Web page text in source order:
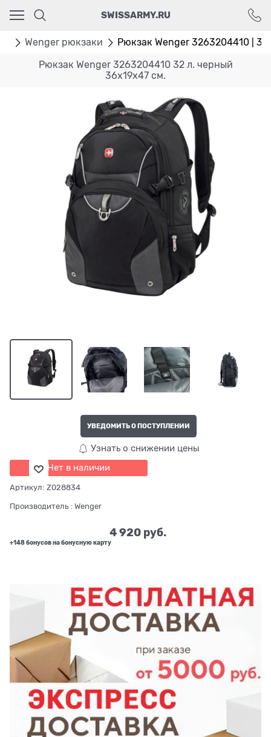
SWISSARMY.RU
Wenger рюкзаки Рюкзак Wenger 3263204410 | 32
Рюкзак Wenger 3263204410 32 л. черный
36х19х47 см.
УВЕДОМИТЬ О ПОСТУПЛЕНИИ
Узнать о снижении цены
Нет в наличии
Артикул: Z028834
Производитель : Wenger
4 920 руб.
+148 бонусов на бонусную карту
Ваш город - Москва,
угадали?
ДА НЕТ